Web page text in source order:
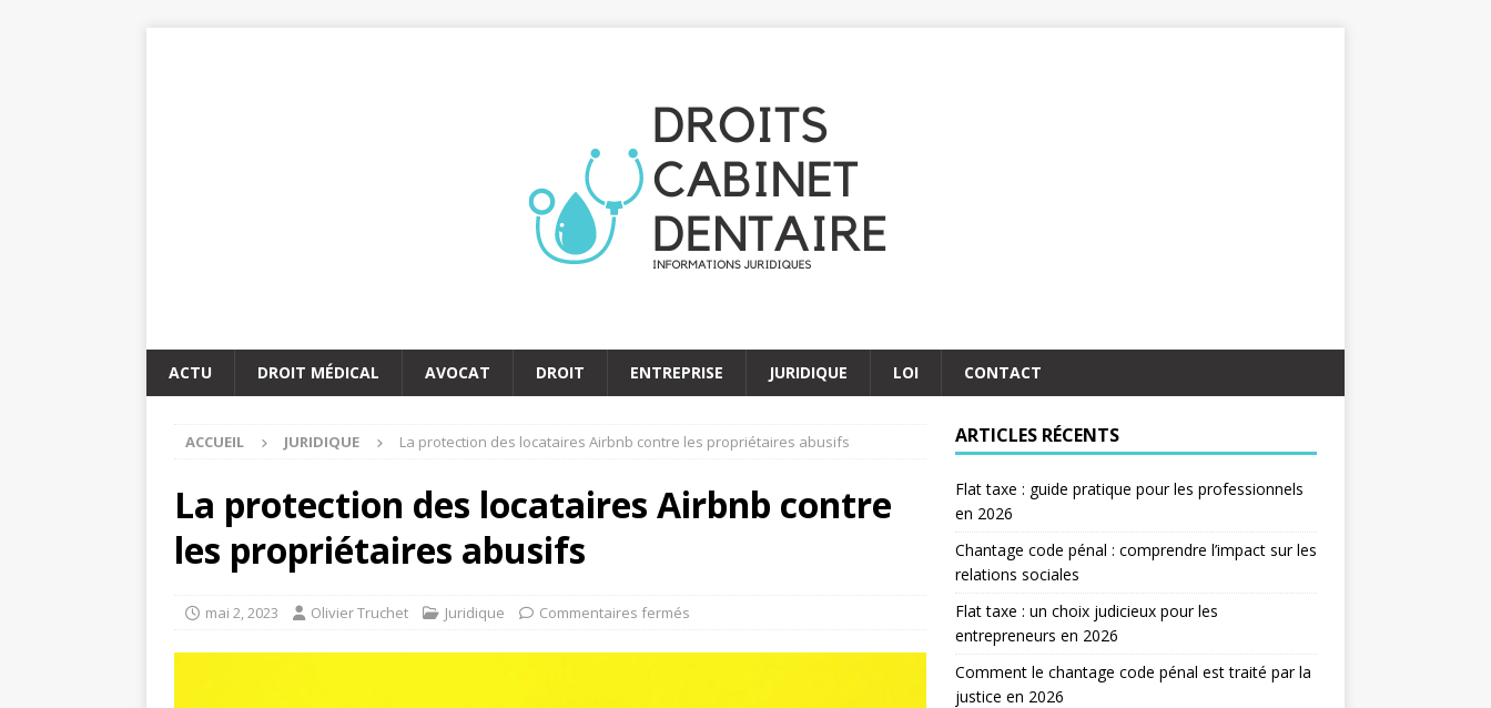
ACTU DROIT MÉDICAL AVOCAT DROIT ENTREPRISE JURIDIQUE LOI CONTACT
ACCUEIL JURIDIQUE La protection des locataires Airbnb contre les propriétaires abusifs
La protection des locataires Airbnb contre
les propriétaires abusifs
mai 2, 2023 Olivier Truchet Juridique Commentaires fermés
ARTICLES RÉCENTS
Flat taxe : guide pratique pour les professionnels
en 2026
Chantage code pénal : comprendre l’impact sur les
relations sociales
Flat taxe : un choix judicieux pour les
entrepreneurs en 2026
Comment le chantage code pénal est traité par la
justice en 2026